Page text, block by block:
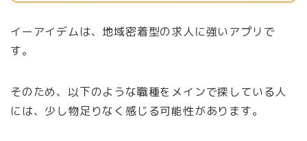
イーアイデムは、地域密着型の求人に強いアプリで
す。
そのため、以下のような職種をメインで探している人
には、少し物足りなく感じる可能性があります。